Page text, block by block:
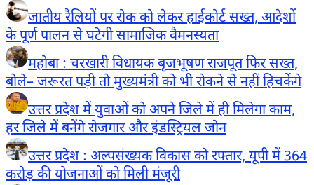
जातीय रैलियों पर रोक को लेकर हाईकोर्ट सख्त, आदेशों
के पूर्ण पालन से घटेगी सामाजिक वैमनस्यता
महोबा : चरखारी विधायक बृजभूषण राजपूत फिर सख्त,
बोले– जरूरत पड़ी तो मुख्यमंत्री को भी रोकने से नहीं हिचकेंगे
उत्तर प्रदेश में युवाओं को अपने जिले में ही मिलेगा काम,
हर जिले में बनेंगे रोजगार और इंडस्ट्रियल जोन
उत्तर प्रदेश : अल्पसंख्यक विकास को रफ्तार, यूपी में 364
करोड़ की योजनाओं को मिली मंजूरी